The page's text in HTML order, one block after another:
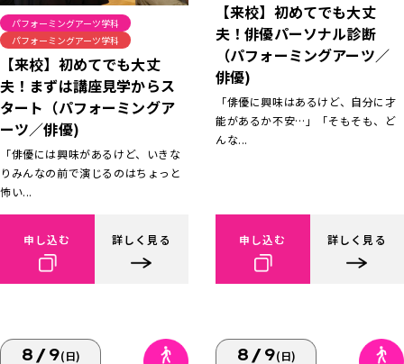
パフォーミングアーツ学科
パフォーミングアーツ学科
【来校】初めてでも大丈
夫！まずは講座見学からス
タート（パフォーミングア
ーツ／俳優)
「俳優には興味があるけど、いきな
りみんなの前で演じるのはちょっと
怖い...
申し込む 詳しく見る
【来校】初めてでも大丈
夫！俳優パーソナル診断
（パフォーミングアーツ／
俳優)
「俳優に興味はあるけど、自分に才
能があるか不安…」「そもそも、ど
んな...
申し込む 詳しく見る
8/9(日) 8/9(日)